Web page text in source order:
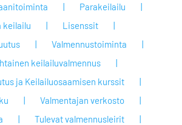
Parakeilailu
keilailu
Lisenssit
Valmennustoiminta
keilailuvalmennus
ja Keilailuosaamisen kurssit
Valmentajan verkosto
Tulevat valmennusleirit